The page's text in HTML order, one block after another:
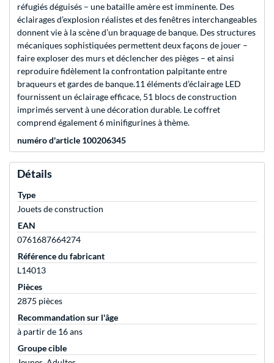
réfugiés déguisés – une bataille amère est imminente. Des
éclairages d’explosion réalistes et des fenêtres interchangeables
donnent vie à la scène d’un braquage de banque. Des structures
mécaniques sophistiquées permettent deux façons de jouer –
faire exploser des murs et déclencher des pièges – et ainsi
reproduire fidèlement la confrontation palpitante entre
braqueurs et gardes de banque.11 éléments d’éclairage LED
fournissent un éclairage efficace, 51 blocs de construction
imprimés servent à une décoration durable. Le coffret
comprend également 6 minifigurines à thème.
numéro d'article 100206345
Détails
Type
Jouets de construction
EAN
0761687664274
Référence du fabricant
L14013
Pièces
2875 pièces
Recommandation sur l'âge
à partir de 16 ans
Groupe cible